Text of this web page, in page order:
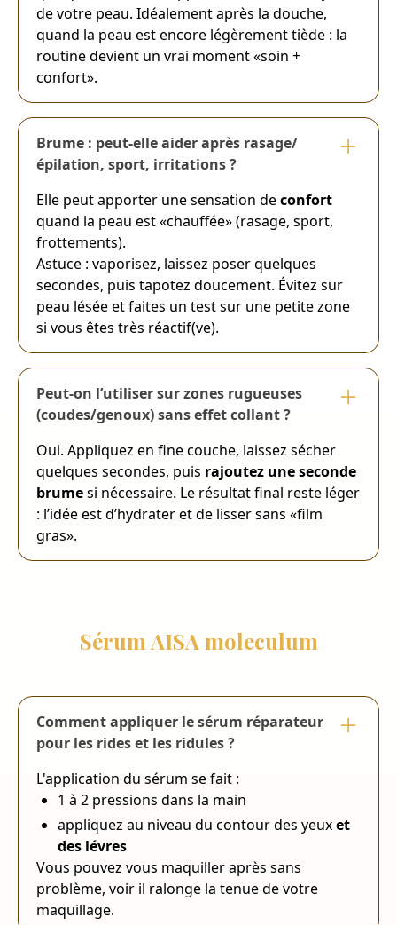
de votre peau. Idéalement après la douche,
quand la peau est encore légèrement tiède : la
routine devient un vrai moment «soin +
confort».
Brume : peut-elle aider après rasage/
épilation, sport, irritations ?
Elle peut apporter une sensation deconfort
quand la peau est «chauffée» (rasage, sport,
frottements).
Astuce : vaporisez, laissez poser quelques
secondes, puis tapotez doucement. Évitez sur
peau lésée et faites un test sur une petite zone
si vous êtes très réactif(ve).
Peut-on l’utiliser sur zones rugueuses
(coudes/genoux) sans effet collant ?
Oui. Appliquez en fine couche, laissez sécher
quelques secondes, puis rajoutez une seconde
brumesi nécessaire. Le résultat final reste léger
: l’idée est d’hydrater et de lisser sans «film
gras».
Sérum AISA moleculum
Comment appliquer le sérum réparateur
pour les rides et les ridules ?
L'application du sérum se fait :
1 à 2 pressions dans la main
appliquez au niveau du contour des yeuxet
des lévres
Vous pouvez vous maquiller après sans
problème, voir il ralonge la tenue de votre
maquillage.